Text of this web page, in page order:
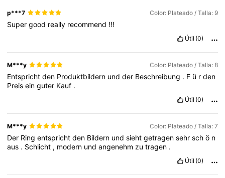
p***7 Color: Plateado / Talla: 9
Supergood really recommend !!!
Útil (0)
M***y Color: Plateado / Talla: 8
Entsprichtden Produktbildern undder Beschreibung . F ü rden
Preiseinguter Kauf .
Útil (0)
M***y Color: Plateado / Talla: 7
Der Ringentsprichtden Bildern undsiehtgetragensehrschö n
aus . Schlicht , modern undangenehm zutragen .
Útil (0)